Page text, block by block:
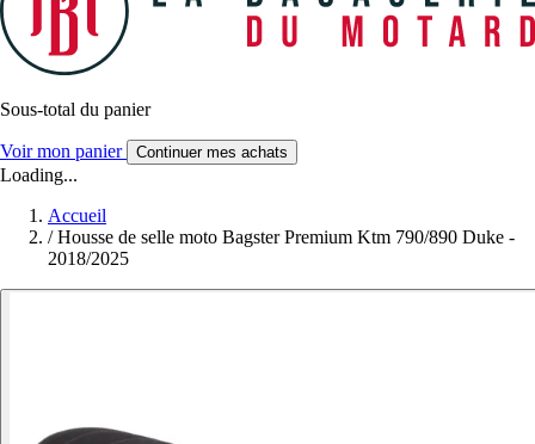
Sous-total du panier
Voir mon panier Continuer mes achats
Loading...
Accueil
/ Housse de selle moto Bagster Premium Ktm 790/890 Duke -
2018/2025